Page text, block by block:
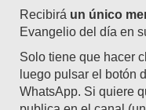
Recibirá un único
Evangelio del día en
Solo tiene que hacer
luego pulsar el botón
WhatsApp. Si quiere